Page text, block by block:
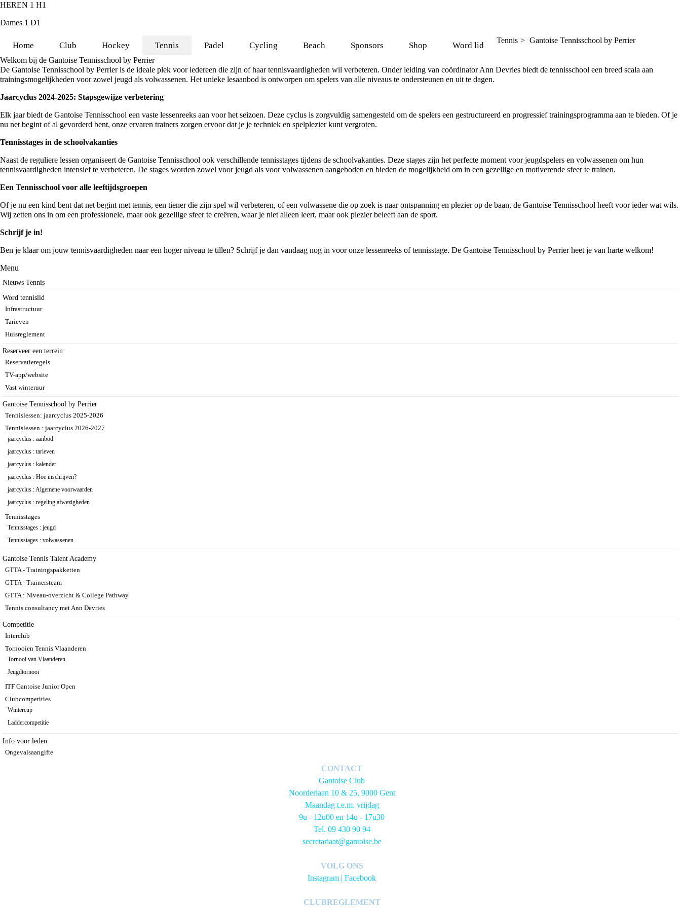
HEREN 1 H1
Dames 1 D1
Home Club Hockey Tennis Padel Cycling Beach Sponsors Shop Word lid
Tennis Gantoise Tennisschool by Perrier
Welkom bij de Gantoise Tennisschool by Perrier
De Gantoise Tennisschool by Perrier is de ideale plek voor iedereen die zijn of haar tennisvaardigheden wil verbeteren. Onder leiding van coördinator Ann Devries biedt de tennisschool een breed scala aan
trainingsmogelijkheden voor zowel jeugd als volwassenen. Het unieke lesaanbod is ontworpen om spelers van alle niveaus te ondersteunen en uit te dagen.
Jaarcyclus 2024-2025: Stapsgewijze verbetering
Elk jaar biedt de Gantoise Tennisschool een vaste lessenreeks aan voor het seizoen. Deze cyclus is zorgvuldig samengesteld om de spelers een gestructureerd en progressief trainingsprogramma aan te bieden. Of je
nu net begint of al gevorderd bent, onze ervaren trainers zorgen ervoor dat je je techniek en spelplezier kunt vergroten.
Tennisstages in de schoolvakanties
Naast de reguliere lessen organiseert de Gantoise Tennisschool ook verschillende tennisstages tijdens de schoolvakanties. Deze stages zijn het perfecte moment voor jeugdspelers en volwassenen om hun
tennisvaardigheden intensief te verbeteren. De stages worden zowel voor jeugd als voor volwassenen aangeboden en bieden de mogelijkheid om in een gezellige en motiverende sfeer te trainen.
Een Tennisschool voor alle leeftijdsgroepen
Of je nu een kind bent dat net begint met tennis, een tiener die zijn spel wil verbeteren, of een volwassene die op zoek is naar ontspanning en plezier op de baan, de Gantoise Tennisschool heeft voor ieder wat wils.
Wij zetten ons in om een professionele, maar ook gezellige sfeer te creëren, waar je niet alleen leert, maar ook plezier beleeft aan de sport.
Schrijf je in!
Ben je klaar om jouw tennisvaardigheden naar een hoger niveau te tillen? Schrijf je dan vandaag nog in voor onze lessenreeks of tennisstage. De Gantoise Tennisschool by Perrier heet je van harte welkom!
Menu
Nieuws Tennis
Word tennislid
Infrastructuur
Tarieven
Huisreglement
Reserveer een terrein
Reservatieregels
TV-app/website
Vast winteruur
Gantoise Tennisschool by Perrier
Tennislessen: jaarcyclus 2025-2026
Tennislessen : jaarcyclus 2026-2027
jaarcyclus : aanbod
jaarcyclus : tarieven
jaarcyclus : kalender
jaarcyclus : Hoe inschrijven?
jaarcyclus : Algemene voorwaarden
jaarcyclus : regeling afwezigheden
Tennisstages
Tennisstages : jeugd
Tennisstages : volwassenen
Gantoise Tennis Talent Academy
GTTA - Trainingspakketten
GTTA - Trainersteam
GTTA : Niveau-overzicht & College Pathway
Tennis consultancy met Ann Devries
Competitie
Interclub
Tornooien Tennis Vlaanderen
Tornooi van Vlaanderen
Jeugdtornooi
ITF Gantoise Junior Open
Clubcompetities
Wintercup
Laddercompetitie
Info voor leden
Ongevalsaangifte
CONTACT
Gantoise Club
Noorderlaan 10 & 25, 9000 Gent
Maandag t.e.m. vrijdag
9u - 12u00 en 14u - 17u30
Tel. 09 430 90 94
secretariaat@gantoise.be
VOLG ONS
Instagram | Facebook
CLUBREGLEMENT